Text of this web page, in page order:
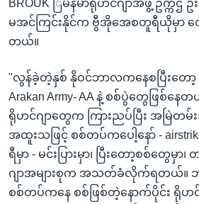
BROUK ြမန်မာရိုဟင်ဂျာအဖွဲ့ ဥက္ကဌ ဦ
မအင်ကြင်းနိုင်က ဗွီအိုအေစတူရီယိုမှာ တွေ့
တယ်။
"လွန်ခဲ့တဲ့နှစ် နိုဝင်ဘာလကနေစပြီးတော့
Arakan Army- AA နဲ့ စစ်ပွဲတွေဖြစ်န
ရိုဟင်ဂျာတွေက ကြားညပ်ပြီး အမ
အထူးသဖြင့် စစ်တပ်ကပေါ့နော် -
ရီမှာ - မင်းပြားမှာ၊ ပြီးတော့စစ်တွေမှာ
ဂျာအများစုက အသတ်ခံလိုက်ရတယ်။
စစ်တပ်ကနေ စစ်ဖြစ်တဲ့နောက်ပိုင်း ရိုဟင်